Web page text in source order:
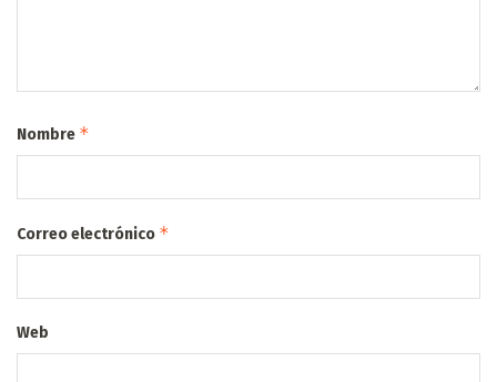
Nombre *
Correo electrónico *
Web